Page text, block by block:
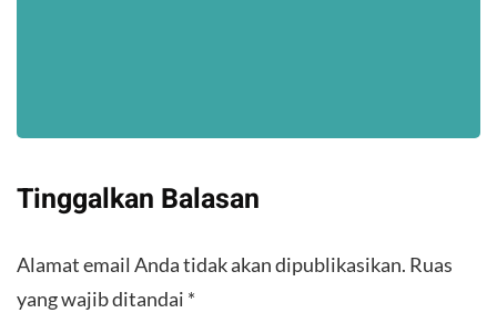
Tinggalkan Balasan
Alamat email Anda tidak akan dipublikasikan. Ruas
yang wajib ditandai *